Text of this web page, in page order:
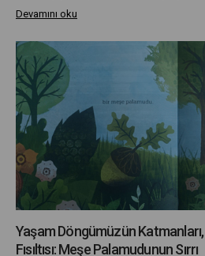
Devamını oku
Yaşam Döngümüzün
Fısıltısı: Meşe Palamudunun Sırrı